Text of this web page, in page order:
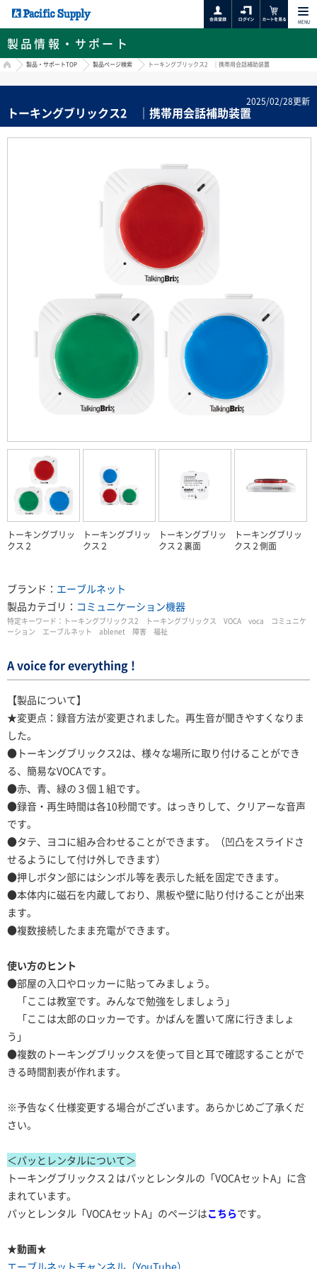
MENU
製品情報・サポート
HOME製品・サポートTOP 製品ページ検索 トーキングブリックス2 ｜携帯用会話補助装置
2025/02/28更新
トーキングブリックス2 ｜携帯用会話補助装置
トーキングブリッ
クス２
トーキングブリッ
クス２
トーキングブリッ
クス２裏面
トーキングブリッ
クス２側面
ブランド： エーブルネット
製品カテゴリ： コミュニケーション機器
特定キーワード： トーキングブリックス2 トーキングブリックス VOCA voca コミュニケ
ーション エーブルネット ablenet 障害 福祉
A voice for everything !
【製品について】
★変更点：録音方法が変更されました。再生音が聞きやすくなりま
した。
●トーキングブリックス2は、様々な場所に取り付けることができ
る、簡易なVOCAです。
●赤、青、緑の３個１組です。
●録音・再生時間は各10秒間です。はっきりして、クリアーな音声
です。
●タテ、ヨコに組み合わせることができます。（凹凸をスライドさ
せるようにして付け外しできます）
●押しボタン部にはシンボル等を表示した紙を固定できます。
●本体内に磁石を内蔵しており、黒板や壁に貼り付けることが出来
ます。
●複数接続したまま充電ができます。
使い方のヒント
●部屋の入口やロッカーに貼ってみましょう。
「ここは教室です。みんなで勉強をしましょう」
「ここは太郎のロッカーです。かばんを置いて席に行きましょ
う」
●複数のトーキングブリックスを使って目と耳で確認することがで
きる時間割表が作れます。
※予告なく仕様変更する場合がございます。あらかじめご了承くだ
さい。
＜パッとレンタルについて＞
トーキングブリックス２はパッとレンタルの「VOCAセットA」に含
まれています。
パッとレンタル「VOCAセットA」のページはこちらです。
★動画★
エーブルネットチャンネル（YouTube）